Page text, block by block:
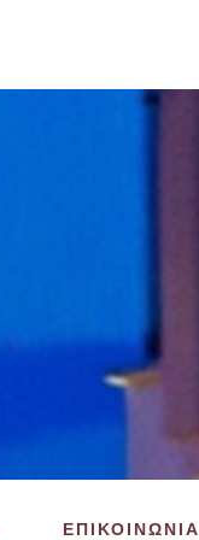
ΕΠΙΚΟΙΝΩΝΙΑ